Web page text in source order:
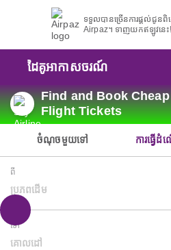
ទទួលបានច្រើនការផ្តល់ជូន
Airpaz។ ទាញយកឥឡូវនេះ!
ដៃគូអាកាសចរណ៍
Find and Book
Flight Tickets
ចំណុចមួយទៅ ការធ្វើដំ
ពី
ប្រភពដើម
ទៅ
គោលដៅ